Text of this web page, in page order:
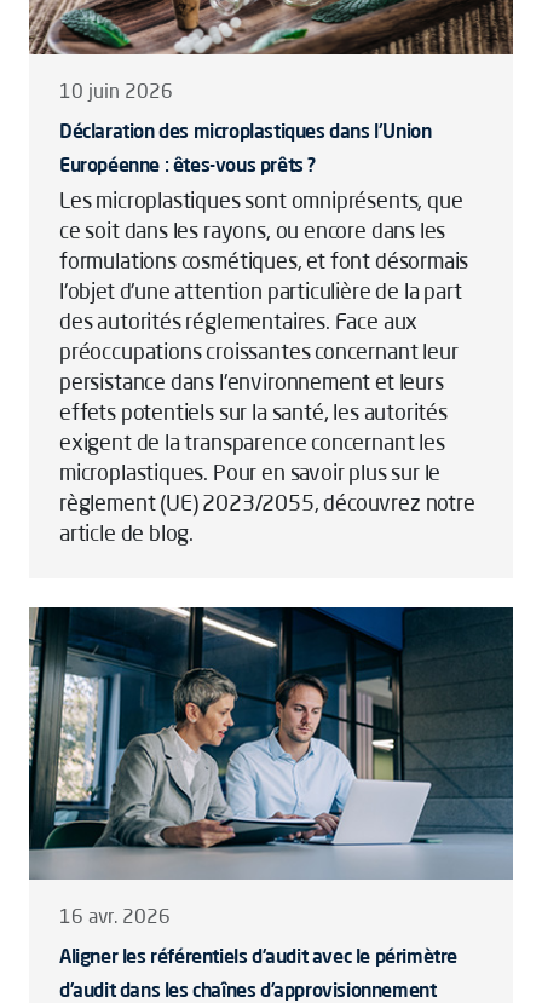
10 juin 2026
Déclaration des microplastiques dans l'Union
Européenne : êtes-vous prêts ?
Les microplastiques sont omniprésents, que
ce soit dans les rayons, ou encore dans les
formulations cosmétiques, et font désormais
l'objet d'une attention particulière de la part
des autorités réglementaires. Face aux
préoccupations croissantes concernant leur
persistance dans l'environnement et leurs
effets potentiels sur la santé, les autorités
exigent de la transparence concernant les
microplastiques. Pour en savoir plus sur le
règlement (UE) 2023/2055, découvrez notre
article de blog.
16 avr. 2026
Aligner les référentiels d’audit avec le périmètre
d’audit dans les chaînes d’approvisionnement